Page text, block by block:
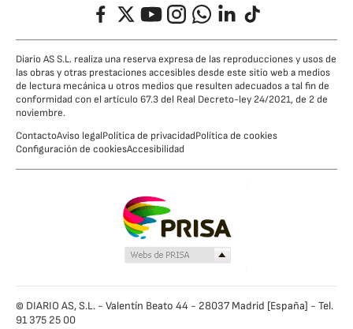
FacebookTwitterYouTubeInstagramWhatsappLinkedIn
TikTok
Diario AS S.L. realiza una reserva expresa de las reproducciones y usos de
las obras y otras prestaciones accesibles desde este sitio web a medios
de lectura mecánica u otros medios que resulten adecuados a tal fin de
conformidad con el artículo 67.3 del Real Decreto-ley 24/2021, de 2 de
noviembre.
ContactoAviso legalPolítica de privacidadPolítica de cookies
Configuración de cookiesAccesibilidad
© DIARIO AS, S.L. - Valentín Beato 44 - 28037 Madrid [España] - Tel.
91 375 25 00